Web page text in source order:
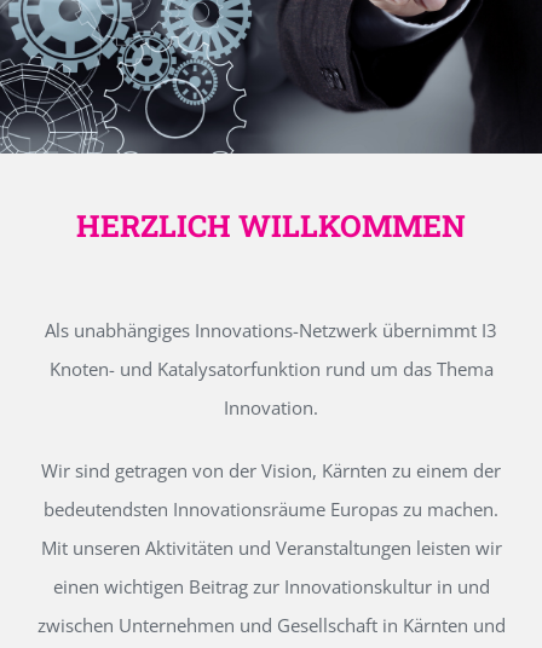
HERZLICH WILLKOMMEN
Als unabhängiges Innovations-Netzwerk übernimmt I3
Knoten- und Katalysatorfunktion rund um das Thema
Innovation.
Wir sind getragen von der Vision, Kärnten zu einem der
bedeutendsten Innovationsräume Europas zu machen.
Mit unseren Aktivitäten und Veranstaltungen leisten wir
einen wichtigen Beitrag zur Innovationskultur in und
zwischen Unternehmen und Gesellschaft in Kärnten und